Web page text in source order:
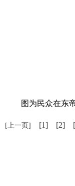
图为民众在东帝
[上一页] [1] [2]